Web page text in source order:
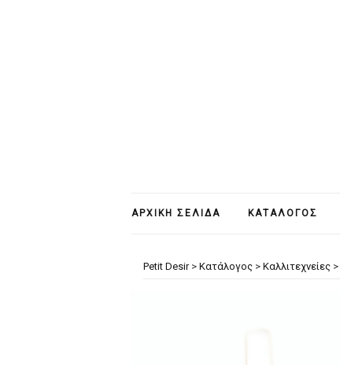
ΑΡΧΙΚΉ ΣΕΛΊΔΑ ΚΑΤΆΛΟΓΟΣ
Petit Desir> Κατάλογος > Καλλιτεχνείες >